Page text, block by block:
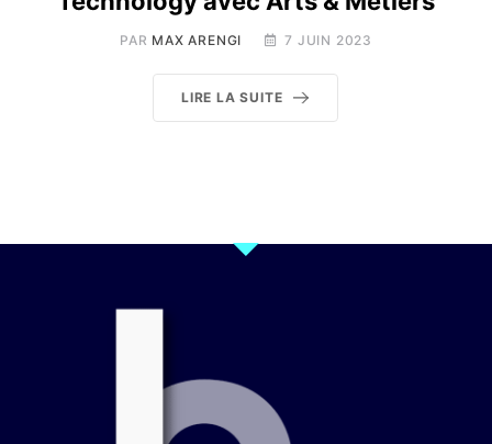
PAR MAX ARENGI 7 JUIN 2023
LIRE LA SUITE